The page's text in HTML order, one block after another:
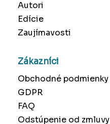
Autori
Edície
Zaujímavosti
Zákazníci
Obchodné podmienky
GDPR
FAQ
Odstúpenie od zmluvy